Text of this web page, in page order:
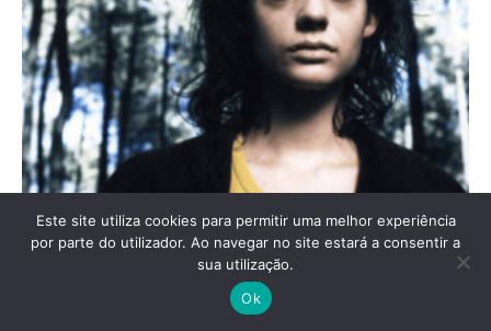
Este site utiliza cookies para permitir uma melhor experiência
por parte do utilizador. Ao navegar no site estará a consentir a
sua utilização.
Ok